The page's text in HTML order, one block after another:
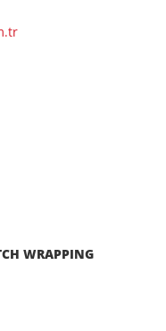
WRAPPING